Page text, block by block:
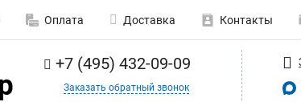
Оплата Доставка Контакты
+7 (495) 432-09-09
Заказать обратный звонок